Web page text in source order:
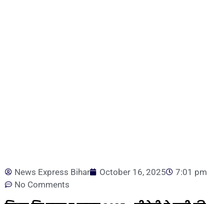
News Express Bihar October 16, 2025
7:01 pm
No Comments